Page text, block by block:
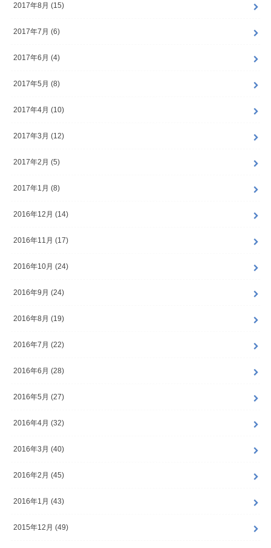
2017年8月 (15)
2017年7月 (6)
2017年6月 (4)
2017年5月 (8)
2017年4月 (10)
2017年3月 (12)
2017年2月 (5)
2017年1月 (8)
2016年12月 (14)
2016年11月 (17)
2016年10月 (24)
2016年9月 (24)
2016年8月 (19)
2016年7月 (22)
2016年6月 (28)
2016年5月 (27)
2016年4月 (32)
2016年3月 (40)
2016年2月 (45)
2016年1月 (43)
2015年12月 (49)